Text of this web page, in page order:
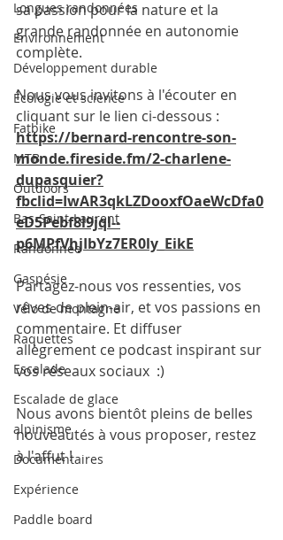
Longues randonnées
Environnement
Développement durable
Écologie et science
Fatbike
MTB
Outdoors
Bas-Saint-Laurent
Randonnée
Gaspésie
Vélo de montagne
Raquettes
Escalade
Escalade de glace
alpinisme
Documentaires
Expérience
Paddle board
sa passion pour la nature et la
grande randonnée en autonomie
complète.
Nous vous invitons à l'écouter en
cliquant sur le lien ci-dessous :
https://bernard-rencontre-son-
monde.fireside.fm/2-charlene-
dupasquier?
fbclid=IwAR3qkLZDooxfOaeWcDfa0
eD5Pebf8i9jql--
p6MPfVhjIbYz7ER0ly_EikE
Partagez-nous vos ressenties, vos
rêves de plein-air, et vos passions en
commentaire. Et diffuser
allègrement ce podcast inspirant sur
vos réseaux sociaux  :)
Nous avons bientôt pleins de belles
nouveautés à vous proposer, restez
à l'affut !